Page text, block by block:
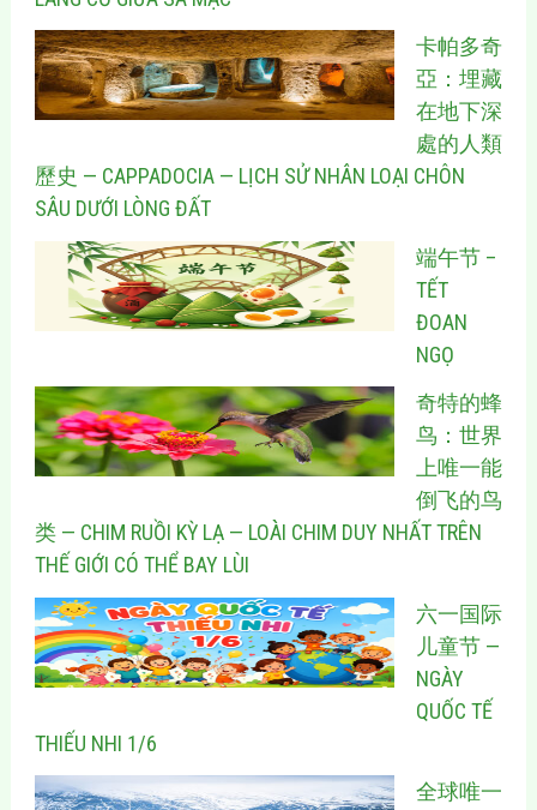
卡帕多奇
亞：埋藏
在地下深
處的人類
歷史 — CAPPADOCIA — LỊCH SỬ NHÂN LOẠI CHÔN
SÂU DƯỚI LÒNG ĐẤT
端午节 –
TẾT
ĐOAN
NGỌ
奇特的蜂
鸟：世界
上唯一能
倒飞的鸟
类 — CHIM RUỒI KỲ LẠ — LOÀI CHIM DUY NHẤT TRÊN
THẾ GIỚI CÓ THỂ BAY LÙI
六一国际
儿童节 —
NGÀY
QUỐC TẾ
THIẾU NHI 1/6
全球唯一